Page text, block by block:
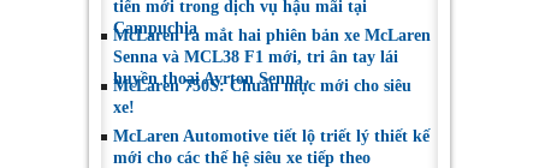
tiến mới trong dịch vụ hậu mãi tại
Campuchia
McLaren ra mắt hai phiên bản xe McLaren
Senna và MCL38 F1 mới, tri ân tay lái
huyền thoại Ayrton Senna
McLaren 750S: Chuẩn mực mới cho siêu
xe!
McLaren Automotive tiết lộ triết lý thiết kế
mới cho các thế hệ siêu xe tiếp theo